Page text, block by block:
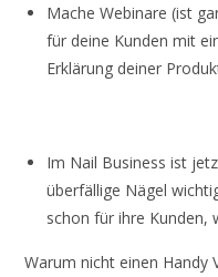
Mache Webinare (ist
für deine Kunden mit
Erklärung deiner
Im Nail Business ist
überfällige Nägel
schon für ihre Kunden,
Warum nicht einen Handy